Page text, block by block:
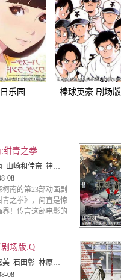
乐园 棒球英豪 剧场版
绀青之拳
岛本须美 绪方贤一 堀川亮 松井菜樱子 宫村优子 岩居由希子 大谷育江 高木涉 高岛雅罗 堀之纪 立木文彦 小山茉美 三石琴乃 置鲇龙太郎 日高法子 池田秀一 古谷彻
08
南的第23部动画剧
之拳》，简直是惊
界！传言这部电影的
场版:Q
美 宫村优子 山寺宏一 三石琴乃 坂本真绫 山口由里子
08